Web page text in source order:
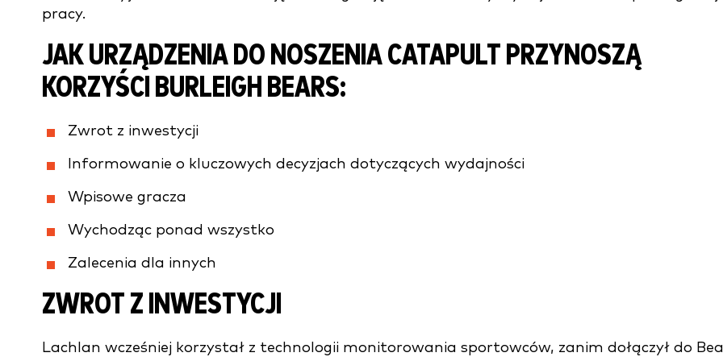
pracy.
JAK URZĄDZENIA DO NOSZENIA CATAPULT PRZYNOSZĄ
KORZYŚCI BURLEIGH BEARS:
Zwrot z inwestycji
Informowanie o kluczowych decyzjach dotyczących wydajności
Wpisowe gracza
Wychodząc ponad wszystko
Zalecenia dla innych
ZWROT Z INWESTYCJI
Lachlan wcześniej korzystał z technologii monitorowania sportowców, zanim dołączył do